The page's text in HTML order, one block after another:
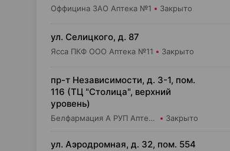
Оффицина ЗАО Аптека №1 Закрыто
ул. Селицкого, д. 87
Ясса ПКФ ООО Аптека №11 Закрыто
пр-т Независимости, д. 3-1, пом.
116 (ТЦ "Столица", верхний
уровень)
Белфармация А РУП Аптека №13 Закрыто
ул. Аэродромная, д. 32, пом. 554